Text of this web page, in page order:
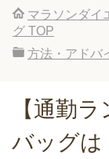
マラソンダイ
グ TOP
方法・アドバ
【通勤
バッグは